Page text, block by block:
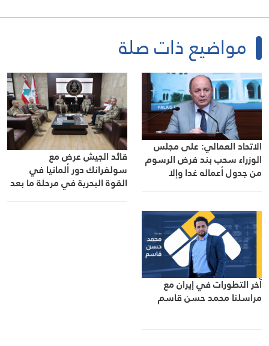
مواضيع ذات صلة
الاتحاد العمالي: على مجلس
الوزراء سحب بند فرض الرسوم
من جدول أعماله غدا وإلا
قائد الجيش عرض مع
سولفرانك دور ألمانيا في
القوة البحرية في مرحلة ما بعد
آخر التطورات في إيران مع
مراسلنا محمد حسن قاسم